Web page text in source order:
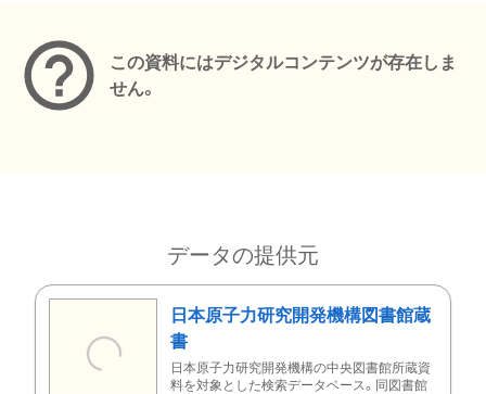
この資料にはデジタルコンテンツが存在しま
せん。
データの提供元
日本原子力研究開発機構図書館蔵
書
日本原子力研究開発機構の中央図書館所蔵資
料を対象とした検索データベース。同図書館